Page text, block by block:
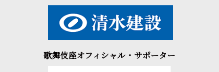
歌舞伎座オフィシャル・サポーター